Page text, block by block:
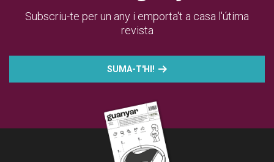
Subscriu-te per un any i emporta't a casa l'útima
revista
SUMA-T'HI!